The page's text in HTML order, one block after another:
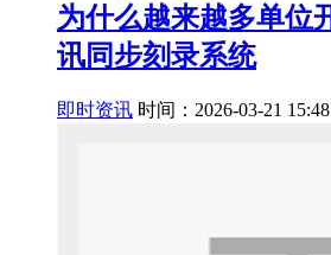
为什么越来越多单位
讯同步刻录系统
即时资讯 时间：2026-03-21